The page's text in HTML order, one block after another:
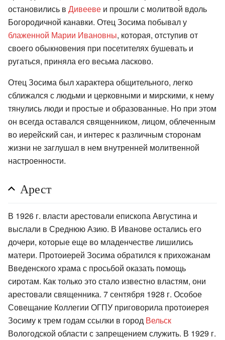
остановились в Дивееве и прошли с молитвой вдоль
Богородичной канавки. Отец Зосима побывал у
блаженной Марии Ивановны, которая, отступив от
своего обыкновения при посетителях бушевать и
ругаться, приняла его весьма ласково.
Отец Зосима был характера общительного, легко
сближался с людьми и церковными и мирскими, к нему
тянулись люди и простые и образованные. Но при этом
он всегда оставался священником, лицом, облеченным
во иерейский сан, и интерес к различным сторонам
жизни не заглушал в нем внутренней молитвенной
настроенности.
Арест
В 1926 г. власти арестовали епископа Августина и
выслали в Среднюю Азию. В Иванове остались его
дочери, которые еще во младенчестве лишились
матери. Протоиерей Зосима обратился к прихожанам
Введенского храма с просьбой оказать помощь
сиротам. Как только это стало известно властям, они
арестовали священника. 7 сентября 1928 г. Особое
Совещание Коллегии ОГПУ приговорила протоиерея
Зосиму к трем годам ссылки в город Вельск
Вологодской области с запрещением служить. В 1929 г.